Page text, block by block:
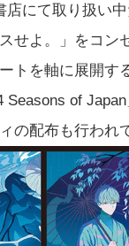
店にて取り扱い
せよ。」をコン
トを軸に展開す
Seasons of
の配布も行われ